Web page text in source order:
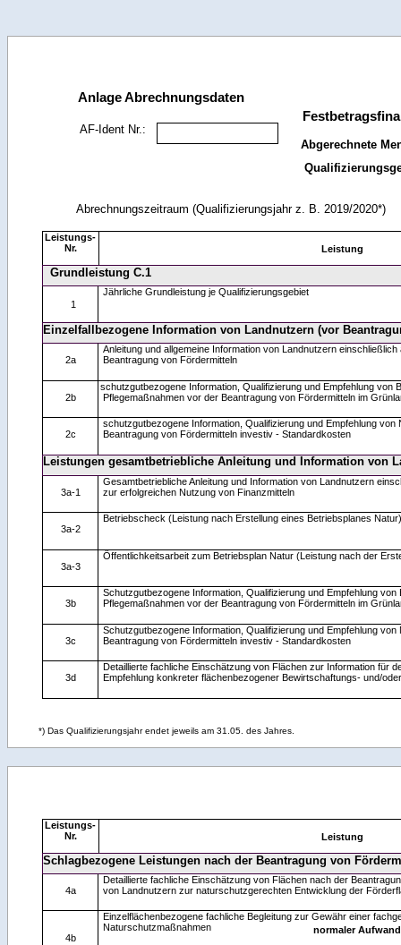
Anlage Abrechnungsdaten
AF-Ident Nr.:
Abgerechnete
Abrechnungszeitraum (Qualifizierungsjahr z. B. 2019/2020*)
Leistungs-
Nr.
Leistung
1
Jährliche Grundleistung je Qualifizierungsgebiet
Anleitung und allgemeine Information von Landnutzern
Beantragung von Fördermitteln
schutzgutbezogene Information, Qualifizierung und Empfehlung von
Pflegemaßnahmen vor der Beantragung von Fördermitteln im
schutzgutbezogene Information, Qualifizierung und Empfehlung
Beantragung von Fördermitteln investiv - Standardkosten
Gesamtbetriebliche Anleitung und Information von Landnutzern
zur erfolgreichen Nutzung von Finanzmitteln
2a
2b
2c
*) Das Qualifizierungsjahr endet jeweils am 31.05. des Jahres.
3a-1
Betriebscheck (Leistung nach Erstellung eines Betriebsplanes
3a-2
Öffentlichkeitsarbeit zum Betriebsplan Natur (Leistung nach der
3a-3
Schutzgutbezogene Information, Qualifizierung und Empfehlung
Pflegemaßnahmen vor der Beantragung von Fördermitteln im
Schutzgutbezogene Information, Qualifizierung und Empfehlung
Beantragung von Fördermitteln investiv - Standardkosten
Detaillierte fachliche Einschätzung von Flächen zur Information für
Empfehlung konkreter flächenbezogener Bewirtschaftungs- und/
3b
3c
3d
Grundleistung C.1
Einzelfallbezogene Information von Landnutzern (vor
Leistungen gesamtbetriebliche Anleitung und Information von
Detaillierte fachliche Einschätzung von Flächen nach der
von Landnutzern zur naturschutzgerechten Entwicklung der
Einzelflächenbezogene fachliche Begleitung zur Gewähr einer
Naturschutzmaßnahmen
4a
Leistungs-
Nr.
Leistung
4b
normaler Aufwand
Schlagbezogene Leistungen nach der Beantragung von